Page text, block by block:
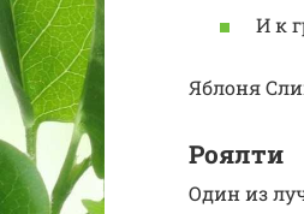
И к
Яблоня
Роялти
Один из